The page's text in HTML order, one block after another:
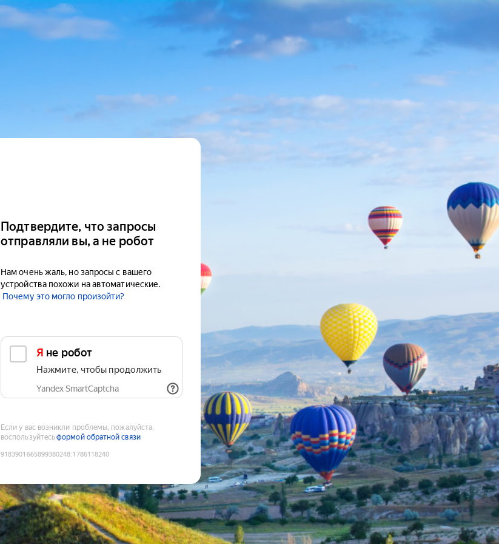
Подтвердите, что запросы
отправляли вы, а не робот
Нам очень жаль, но запросы с вашего
устройства похожи на автоматические.
Почему это могло произойти?
Я не робот
Нажмите, чтобы продолжить
Yandex SmartCaptcha
Если у вас возникли проблемы, пожалуйста,
воспользуйтесьформой обратной связи
9183901665899380248:1786118240